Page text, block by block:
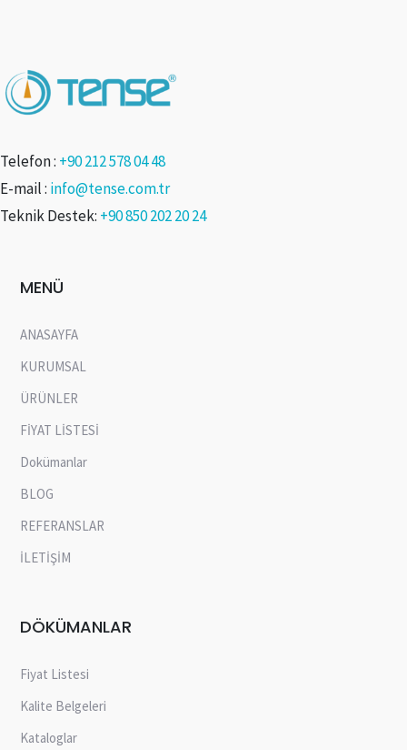
Telefon : +90 212 578 04 48
E-mail : info@tense.com.tr
Teknik Destek: +90 850 202 20 24
MENÜ
ANASAYFA
KURUMSAL
ÜRÜNLER
FİYAT LİSTESİ
Dokümanlar
BLOG
REFERANSLAR
İLETİŞİM
DÖKÜMANLAR
Fiyat Listesi
Kalite Belgeleri
Kataloglar